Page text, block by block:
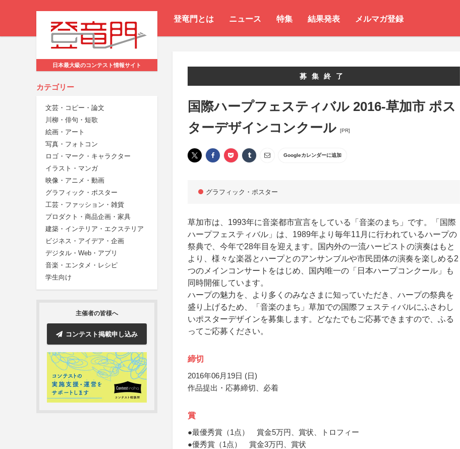
登竜門とは ニュース 特集 結果発表 メルマガ登録
日本最大級のコンテスト情報サイト
カテゴリー
文芸・コピー・論文
川柳・俳句・短歌
絵画・アート
写真・フォトコン
ロゴ・マーク・キャラクター
イラスト・マンガ
映像・アニメ・動画
グラフィック・ポスター
工芸・ファッション・雑貨
プロダクト・商品企画・家具
建築・インテリア・エクステリア
ビジネス・アイデア・企画
デジタル・Web・アプリ
音楽・エンタメ・レシピ
学生向け
主催者の皆様へ
コンテスト掲載申し込み
募集終了
国際ハープフェスティバル 2016-草加市 ポス
ターデザインコンクール
[PR]
Googleカレンダーに追加
グラフィック・ポスター
草加市は、1993年に音楽都市宣言をしている「音楽のまち」です。「国際
ハープフェスティバル」は、1989年より毎年11月に行われているハープの
祭典で、今年で28年目を迎えます。国内外の一流ハーピストの演奏はもと
より、様々な楽器とハープとのアンサンブルや市民団体の演奏を楽しめる2
つのメインコンサートをはじめ、国内唯一の「日本ハープコンクール」も
同時開催しています。
ハープの魅力を、より多くのみなさまに知っていただき、ハープの祭典を
盛り上げるため、「音楽のまち」草加での国際フェスティバルにふさわし
いポスターデザインを募集します。どなたでもご応募できますので、ふる
ってご応募ください。
締切
2016年06月19日 (日)
作品提出・応募締切、必着
賞
●最優秀賞（1点） 賞金5万円、賞状、トロフィー
●優秀賞（1点） 賞金3万円、賞状